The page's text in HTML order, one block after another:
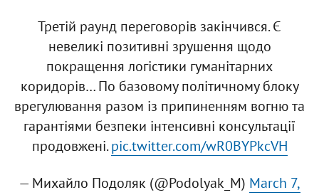
Третій раунд переговорів закінчився. Є
невеликі позитивні зрушення щодо
покращення логістики гуманітарних
коридорів… По базовому політичному блоку
врегулювання разом із припиненням вогню та
гарантіями безпеки інтенсивні консультації
продовжені.pic.twitter.com/wR0BYPkcVH
— Михайло Подоляк (@Podolyak_M) March 7,